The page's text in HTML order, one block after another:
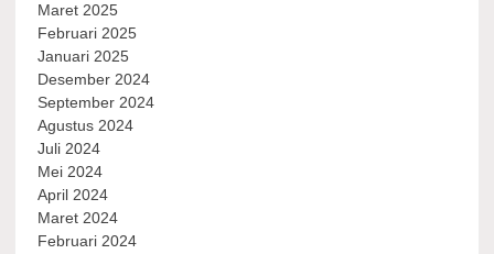
Maret 2025
Februari 2025
Januari 2025
Desember 2024
September 2024
Agustus 2024
Juli 2024
Mei 2024
April 2024
Maret 2024
Februari 2024